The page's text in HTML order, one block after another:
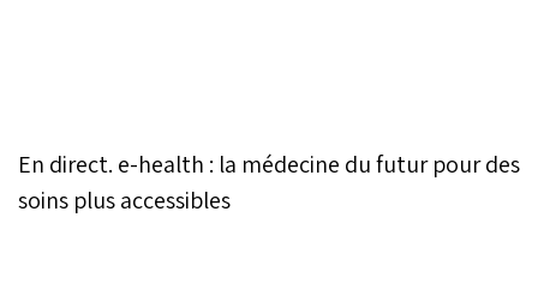
En direct. e-health : la médecine du futur pour des
soins plus accessibles